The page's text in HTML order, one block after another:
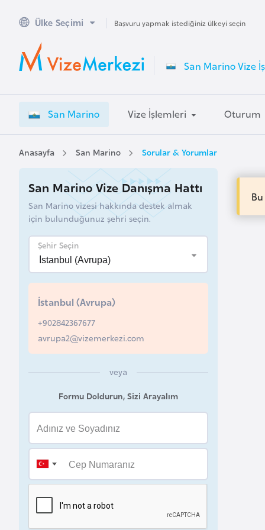
Ülke Seçimi Başvuru yapmak istediğiniz ülkeyi seçin
San Marino Vize
San Marino Vize İşlemleri Oturum
Anasayfa San Marino Sorular & Yorumlar
San Marino Vize Danışma Hattı
San Marino vizesi hakkında destek almak
için bulunduğunuz şehri seçin.
Şehir Seçin
İstanbul (Avrupa)
+902842367677
avrupa2@vizemerkezi.com
veya
Formu Doldurun, Sizi Arayalım
A
u
s
a
l
v
s
t
u
y
a
A
z
r
b
a
y
a